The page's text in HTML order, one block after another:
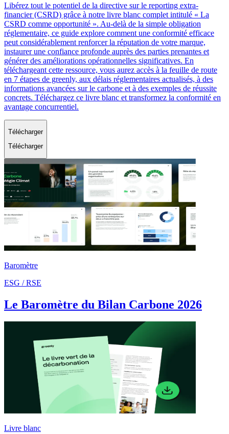
Libérez tout le potentiel de la directive sur le reporting extra-
financier (CSRD) grâce à notre livre blanc complet intitulé « La
CSRD comme opportunité ». Au-delà de la simple obligation
réglementaire, ce guide explore comment une conformité efficace
peut considérablement renforcer la réputation de votre marque,
instaurer une confiance profonde auprès des parties prenantes et
générer des améliorations opérationnelles significatives. En
téléchargeant cette ressource, vous aurez accès à la feuille de route
en 7 étapes de greenly, aux délais réglementaires actualisés, à des
informations avancées sur le carbone et à des exemples de réussite
concrets. Téléchargez ce livre blanc et transformez la conformité en
avantage concurrentiel.
Télécharger
Télécharger
Baromètre
ESG / RSE
Le Baromètre du Bilan Carbone 2026
Livre blanc